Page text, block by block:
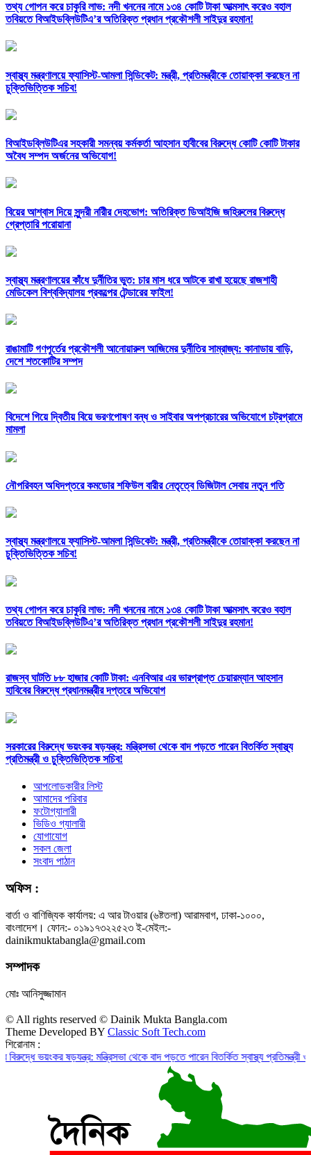
তথ্য গোপন করে চাকুরি লাভ: নদী খননের নামে ১৩৪ কোটি টাকা আত্মসাৎ করেও বহাল
তবিয়তে বিআইডব্লিউটিএ’র অতিরিক্ত প্রধান প্রকৌশলী সাইদুর রহমান!
স্বাস্থ্য মন্ত্রণালয়ে ফ্যাসিস্ট-আমলা সিন্ডিকেট: মন্ত্রী, প্রতিমন্ত্রীকে তোয়াক্কা করছেন না
চুক্তিভিত্তিক সচিব!
বিআইডব্লিউটিএর সহকারী সমন্বয় কর্মকর্তা আহসান হাবীবের বিরুদ্ধে কোটি কোটি টাকার
অবৈধ সম্পদ অর্জনের অভিযোগ!
বিয়ের আশ্বাস দিয়ে সুন্দরী নরিীর দেহভোগ: অতিরিক্ত ডিআইজি জহিরুলের বিরুদ্ধে
গ্রেপ্তারি পরোয়ানা
স্বাস্থ্য মন্ত্রণালয়ের কাঁধে দুর্নীতির ভুত: চার মাস ধরে আটকে রাখা হয়েছে রাজশাহী
মেডিকেল বিশ্ববিদ্যালয় প্রকল্পের টেন্ডারের ফাইল!
রাঙামাটি গণপূর্তের প্রকৌশলী আনোয়ারুল আজিমের দুর্নীতির সাম্রাজ্য: কানাডায় বাড়ি,
দেশে শতকোটির সম্পদ
বিদেশে গিয়ে দ্বিতীয় বিয়ে ভরণপোষণ বন্ধ ও সাইবার অপপ্রচারের অভিযোগে চট্রগ্রামে
মামলা
নৌপরিবহন অধিদপ্তরে কমডোর শফিউল বারীর নেতৃত্বে ডিজিটাল সেবায় নতুন গতি
স্বাস্থ্য মন্ত্রণালয়ে ফ্যাসিস্ট-আমলা সিন্ডিকেট: মন্ত্রী, প্রতিমন্ত্রীকে তোয়াক্কা করছেন না
চুক্তিভিত্তিক সচিব!
তথ্য গোপন করে চাকুরি লাভ: নদী খননের নামে ১৩৪ কোটি টাকা আত্মসাৎ করেও বহাল
তবিয়তে বিআইডব্লিউটিএ’র অতিরিক্ত প্রধান প্রকৌশলী সাইদুর রহমান!
রাজস্ব ঘাটতি ৮৮ হাজার কোটি টাকা: এনবিআর এর ভারপ্রাপ্ত চেয়ারম্যান আহসান
হাবিবের বিরুদ্ধে প্রধানমন্ত্রীর দপ্তরে অভিযোগ
সরকারের বিরুদ্ধে ভয়ংকর ষড়যন্ত্র: মন্ত্রিসভা থেকে বাদ পড়তে পারেন বিতর্কিত স্বাস্থ্য
প্রতিমন্ত্রী ও চুক্তিভিত্তিক সচিব!
আপলোডকারীর লিস্ট
আমাদের পরিবার
ফটোগ্যালারী
ভিডিও গ্যালারী
যোগাযোগ
সকল জেলা
সংবাদ পাঠান
অফিস :
বার্তা ও বাণিজ্যিক কার্যালয়: এ আর টাওয়ার (৬ষ্টতলা) আরামবাগ, ঢাকা-১০০০,
বাংলাদেশ। ফোন:- ০১৯১৭৩২২৫২৩ ই-মেইল:-
dainikmuktabangla@gmail.com
সম্পাদক
মোঃ আনিসুজ্জামান
© All rights reserved © Dainik Mukta Bangla.com
Theme Developed BY Classic Soft Tech.com
শিরোনাম :
ভয়ংকর ষড়যন্ত্র: মন্ত্রিসভা থেকে বাদ পড়তে পারেন বিতর্কিত স্বাস্থ্য প্রতিমন্ত্রী ও